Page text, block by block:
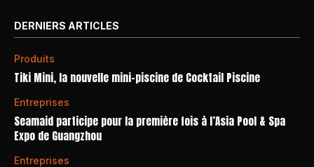
DERNIERS ARTICLES
Produits
Tiki Mini, la nouvelle mini-piscine de Cocktail Piscine
Entreprises
Seamaid participe pour la première fois à l’Asia Pool & Spa
Expo de Guangzhou
Entreprises